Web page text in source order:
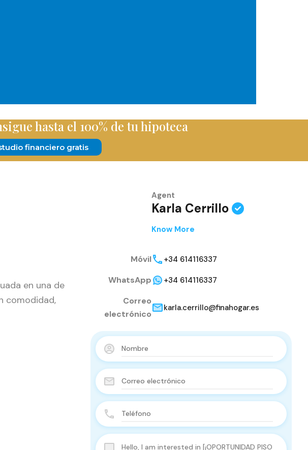
hasta el 100% de tu hipoteca
financiero gratis
en una de
comodidad,
Agent
Karla Cerrillo
Know More
Móvil +34 614116337
WhatsApp +34 614116337
Correo
electrónico
karla.cerrillo@finahogar.es